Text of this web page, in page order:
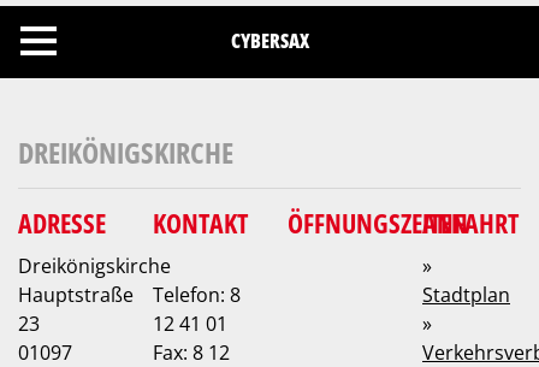
CYBERSAX
DREIKÖNIGSKIRCHE
ADRESSE
Dreikönigskirche
Hauptstraße
23
01097
KONTAKT
Telefon: 8
12 41 01
Fax: 8 12
ÖFFNUNGSZEITENANFAHRT
»
Stadtplan
»